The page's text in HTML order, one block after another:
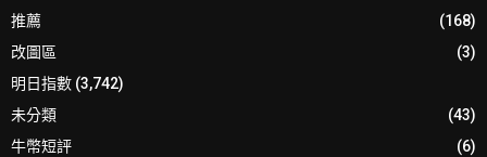
推薦
(168)
改圖區
(3)
明日指數 (3,742)
未分類
(43)
牛幣短評
(6)